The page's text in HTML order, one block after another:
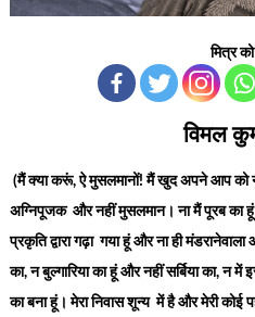
मित्र
विमल
(मैं क्या करूं, ऐ मुसलमानों! मैं खुद अपने आप को
अग्निपूजक और नहीं मुसलमान। ना मैं पूरब का हूं
प्रकृति द्वारा गढ़ा गया हूं और ना ही
का, न बुल्गारिया का हूं और नहीं सर्बिया का, न में
का बना हूं। मेरा निवास शून्य में है और मेरी कोई